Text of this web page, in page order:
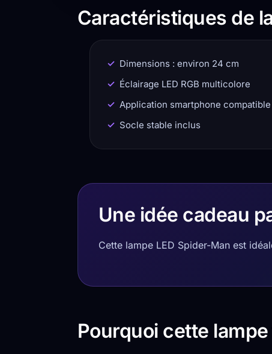
Caractéristiques de
Dimensions : environ 24 cm
Éclairage LED RGB multicolore
Application smartphone compatible
Socle stable inclus
Une idée cadeau
Cette lampe LED Spider-Man est
Pourquoi cette